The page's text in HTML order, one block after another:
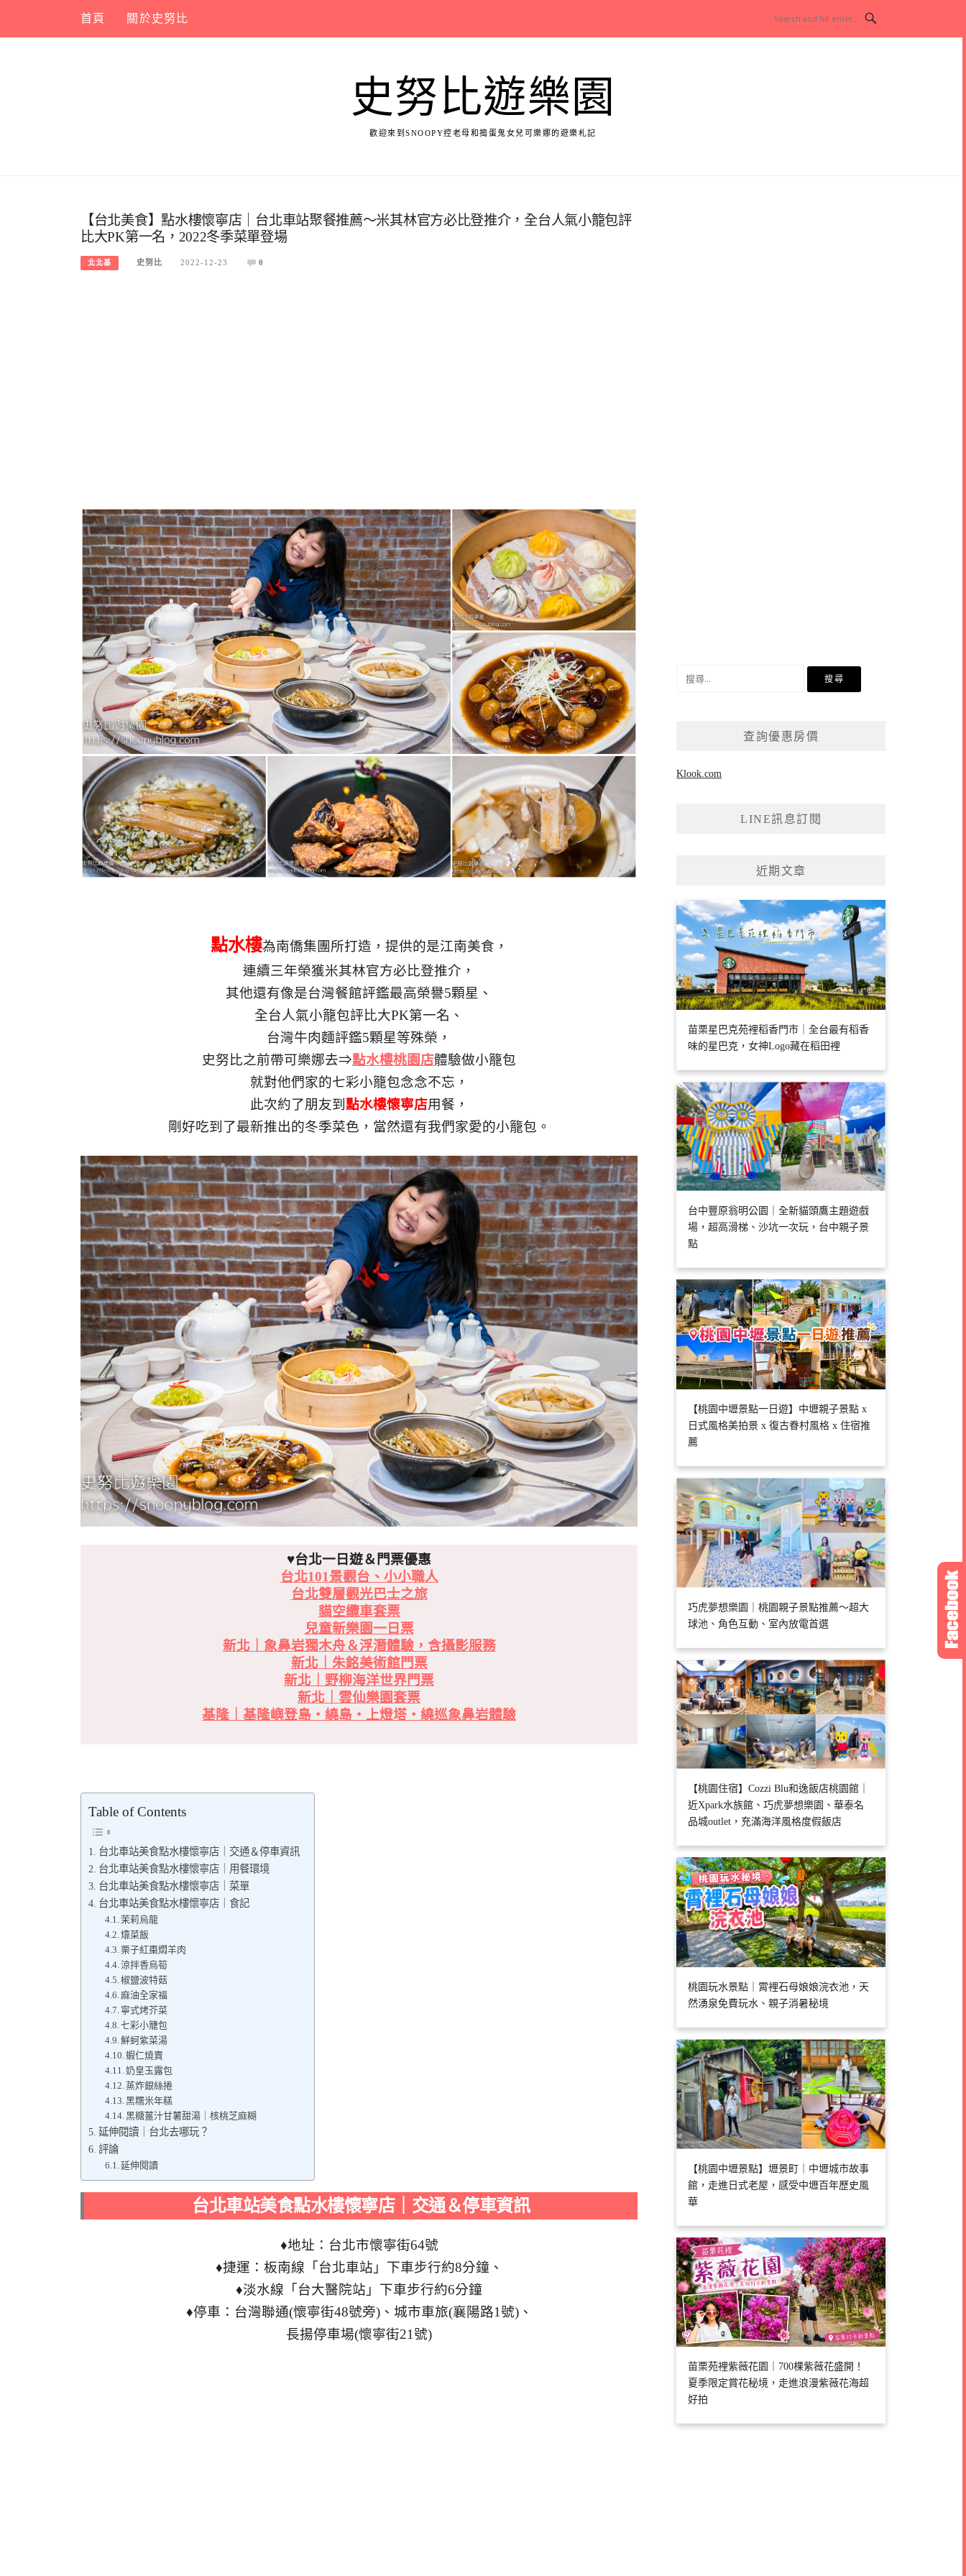
content
首頁 關於史努比
史努比遊樂園
歡迎來到SNOOPY控老母和搗蛋鬼女兒可樂娜的遊樂札記
【台北美食】點水樓懷寧店｜台北車站聚餐推薦～米其林官方必比登推介，全台人氣小籠包評
比大PK第一名，2022冬季菜單登場
北北基 史努比 2022-12-23 0
點水樓為南僑集團所打造，提供的是江南美食，
連續三年榮獲米其林官方必比登推介，
其他還有像是台灣餐館評鑑最高榮譽5顆星、
全台人氣小籠包評比大PK第一名、
台灣牛肉麵評鑑5顆星等殊榮，
史努比之前帶可樂娜去⇒點水樓桃園店體驗做小籠包
就對他們家的七彩小籠包念念不忘，
此次約了朋友到 點水樓懷寧店用餐，
剛好吃到了最新推出的冬季菜色，當然還有我們家愛的小籠包。
♥台北一日遊＆門票優惠
台北101景觀台、小小職人
台北雙層觀光巴士之旅
貓空纜車套票
兒童新樂園一日票
新北｜象鼻岩獨木舟＆浮潛體驗，含攝影服務
新北｜朱銘美術館門票
新北｜野柳海洋世界門票
新北｜雲仙樂園套票
基隆｜基隆嶼登島・繞島・上燈塔・繞巡象鼻岩體驗
Table of Contents
台北車站美食點水樓懷寧店｜交通＆停車資訊
台北車站美食點水樓懷寧店｜用餐環境
台北車站美食點水樓懷寧店｜菜單
台北車站美食點水樓懷寧店｜食記
茉莉烏龍
㸆菜飯
栗子紅棗燜羊肉
涼拌香烏筍
椒鹽波特菇
麻油全家福
寧式烤芥菜
七彩小籠包
鮮蚵紫菜湯
蝦仁燒賣
奶皇玉露包
蒸炸銀絲捲
黑糯米年糕
黑糖薑汁甘薯甜湯｜核桃芝麻糊
延伸閱讀｜台北去哪玩？
評論
延伸閱讀
台北車站美食點水樓懷寧店｜交通＆停車資訊
♦地址：台北市懷寧街64號
♦捷運：板南線「台北車站」下車步行約8分鐘、
♦淡水線「台大醫院站」下車步行約6分鐘
♦停車：台灣聯通(懷寧街48號旁)、城市車旅(襄陽路1號)、
長揚停車場(懷寧街21號)
查詢優惠房價
Klook.com
LINE訊息訂閱
近期文章
苗栗星巴克苑裡稻香門市｜全台最有稻香
味的星巴克，女神Logo藏在稻田裡
台中豐原翁明公園｜全新貓頭鷹主題遊戲
場，超高滑梯、沙坑一次玩，台中親子景
點
【桃園中壢景點一日遊】中壢親子景點 x
日式風格美拍景 x 復古眷村風格 x 住宿推
薦
巧虎夢想樂園｜桃園親子景點推薦～超大
球池、角色互動、室內放電首選
【桃園住宿】Cozzi Blu和逸飯店桃園館｜
近Xpark水族館、巧虎夢想樂園、華泰名
品城outlet，充滿海洋風格度假飯店
桃園玩水景點｜霄裡石母娘娘浣衣池，天
然湧泉免費玩水、親子消暑秘境
【桃園中壢景點】壢景町｜中壢城市故事
館，走進日式老屋，感受中壢百年歷史風
華
苗栗苑裡紫薇花園｜700棵紫薇花盛開！
夏季限定賞花秘境，走進浪漫紫薇花海超
好拍